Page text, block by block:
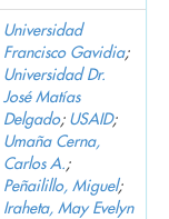
Universidad
Francisco Gavidia;
Universidad Dr.
José Matías
Delgado; USAID;
Umaña Cerna,
Carlos A.;
Peñailillo, Miguel;
Iraheta, May Evelyn